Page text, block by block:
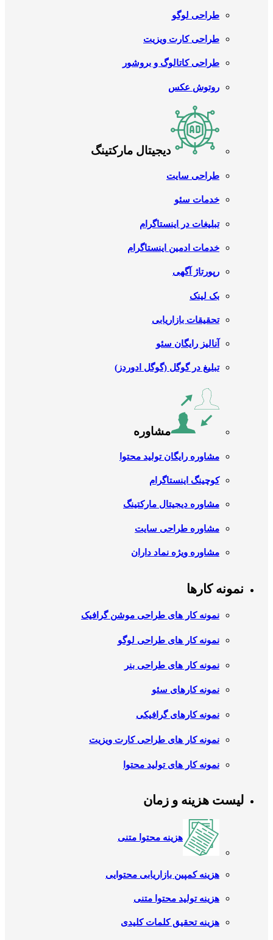
طراحی لوگو
طراحی کارت ویزیت
طراحی کاتالوگ و بروشور
روتوش عکس
دیجیتال مارکتینگ
طراحی سایت
خدمات سئو
تبلیغات در اینستاگرام
خدمات ادمین اینستاگرام
رپورتاژ آگهی
بک لینک
تحقیقات بازاریابی
آنالیز رایگان سئو
تبلیغ در گوگل (گوگل ادوردز)
مشاوره
مشاوره رایگان تولید محتوا
کوچینگ اینستاگرام
مشاوره دیجیتال مارکتینگ
مشاوره طراحی سایت
مشاوره ویژه نماد داران
نمونه کارها
نمونه کار های طراحی موشن گرافیک
نمونه کار های طراحی لوگو
نمونه کار های طراحی بنر
نمونه کارهای سئو
نمونه کارهای گرافیکی
نمونه کار های طراحی کارت ویزیت
نمونه کار های تولید محتوا
لیست هزینه و زمان
هزینه محتوا متنی
هزینه کمپین بازاریابی محتوایی
هزینه تولید محتوا متنی
هزینه تحقیق کلمات کلیدی